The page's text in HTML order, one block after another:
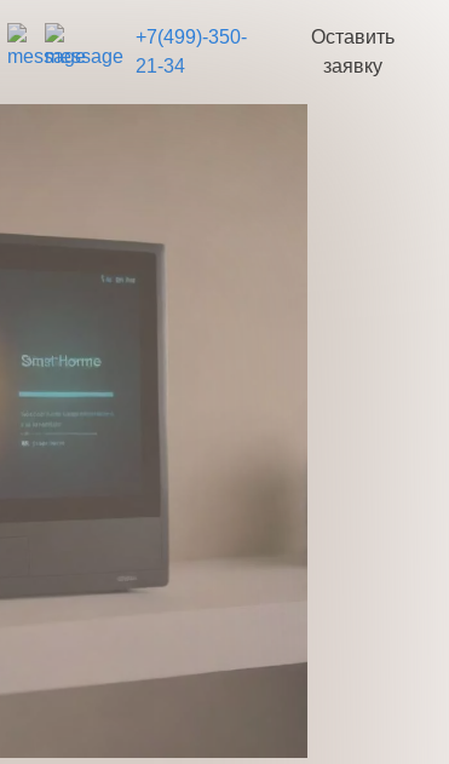
+7(499)-350-
21-34
Оставить
заявку